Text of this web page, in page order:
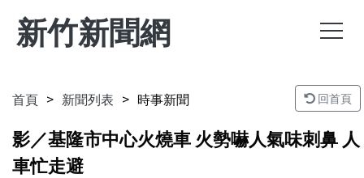
新竹新聞網
首頁 新聞列表 時事新聞 回首頁
影／基隆市中心火燒車 火勢嚇人氣味刺鼻 人
車忙走避